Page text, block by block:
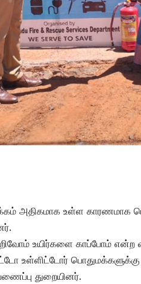
அதிகமாக உள்ள காரணமாக
உயிர்களை காப்போம் என்ற
உள்ளிட்டோர் பொதுமக்களுக்கு
துறையினர்.